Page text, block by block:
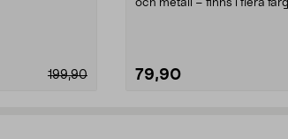
199,90
och metall – finns i flera
79,90